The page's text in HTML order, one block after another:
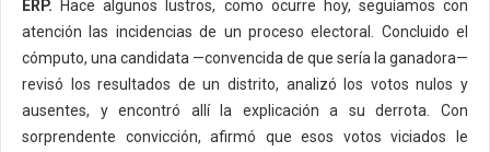
ERP. Hace algunos lustros, como ocurre hoy, seguíamos con
atención las incidencias de un proceso electoral. Concluido el
cómputo, una candidata —convencida de que sería la ganadora—
revisó los resultados de un distrito, analizó los votos nulos y
ausentes, y encontró allí la explicación a su derrota. Con
sorprendente convicción, afirmó que esos votos viciados le